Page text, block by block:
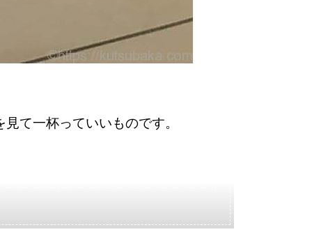
て一杯っていいものです。